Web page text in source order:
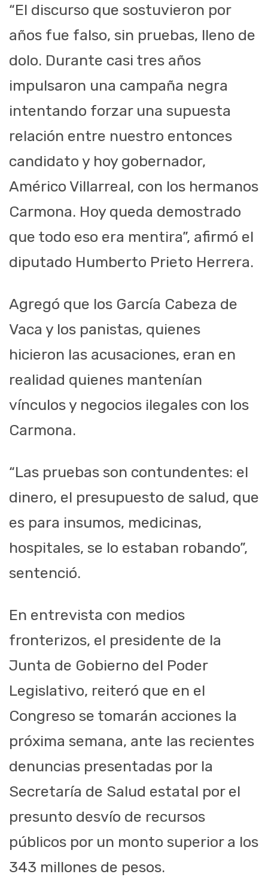
“El discurso que sostuvieron por
años fue falso, sin pruebas, lleno de
dolo. Durante casi tres años
impulsaron una campaña negra
intentando forzar una supuesta
relación entre nuestro entonces
candidato y hoy gobernador,
Américo Villarreal, con los hermanos
Carmona. Hoy queda demostrado
que todo eso era mentira”, afirmó el
diputado Humberto Prieto Herrera.
Agregó que los García Cabeza de
Vaca y los panistas, quienes
hicieron las acusaciones, eran en
realidad quienes mantenían
vínculos y negocios ilegales con los
Carmona.
“Las pruebas son contundentes: el
dinero, el presupuesto de salud, que
es para insumos, medicinas,
hospitales, se lo estaban robando”,
sentenció.
En entrevista con medios
fronterizos, el presidente de la
Junta de Gobierno del Poder
Legislativo, reiteró que en el
Congreso se tomarán acciones la
próxima semana, ante las recientes
denuncias presentadas por la
Secretaría de Salud estatal por el
presunto desvío de recursos
públicos por un monto superior a los
343 millones de pesos.